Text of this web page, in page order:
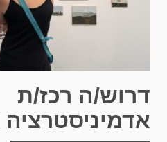
דרוש/ה רכז/ת